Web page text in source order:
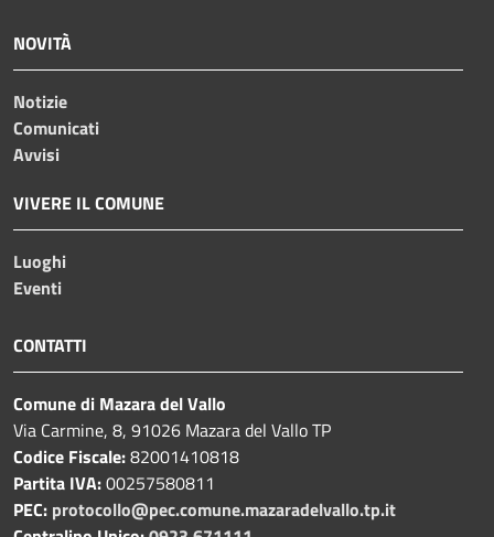
NOVITÀ
Notizie
Comunicati
Avvisi
VIVERE IL COMUNE
Luoghi
Eventi
CONTATTI
Comune di Mazara del Vallo
Via Carmine, 8, 91026 Mazara del Vallo TP
Codice Fiscale:82001410818
Partita IVA:00257580811
PEC: protocollo@pec.comune.mazaradelvallo.tp.it